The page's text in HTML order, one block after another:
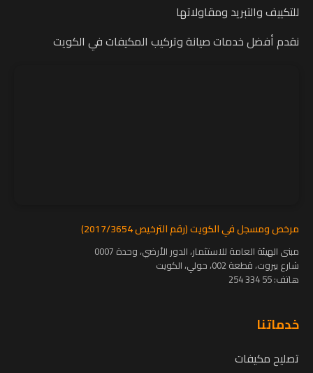
للتكييف والتبريد ومقاولاتها
نقدم أفضل خدمات صيانة وتركيب المكيفات في الكويت
مرخص ومسجل في الكويت (رقم الترخيص 2017/3654)
مبنى الهيئة العامة للاستثمار، الدور الأرضي، وحدة 0007
شارع بيروت، قطعة 002، حولي، الكويت
هاتف:55 334 254
خدماتنا
تصليح مكيفات